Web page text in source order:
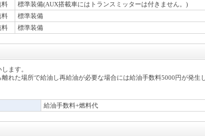
料
標準装備(AUX搭載車にはトランスミッターは付きません。)
料
標準装備
料 標準装備
ます。
れた場所で給油し再給油が必要な場合には給油手数料5000円が発生
給油手数料+燃料代